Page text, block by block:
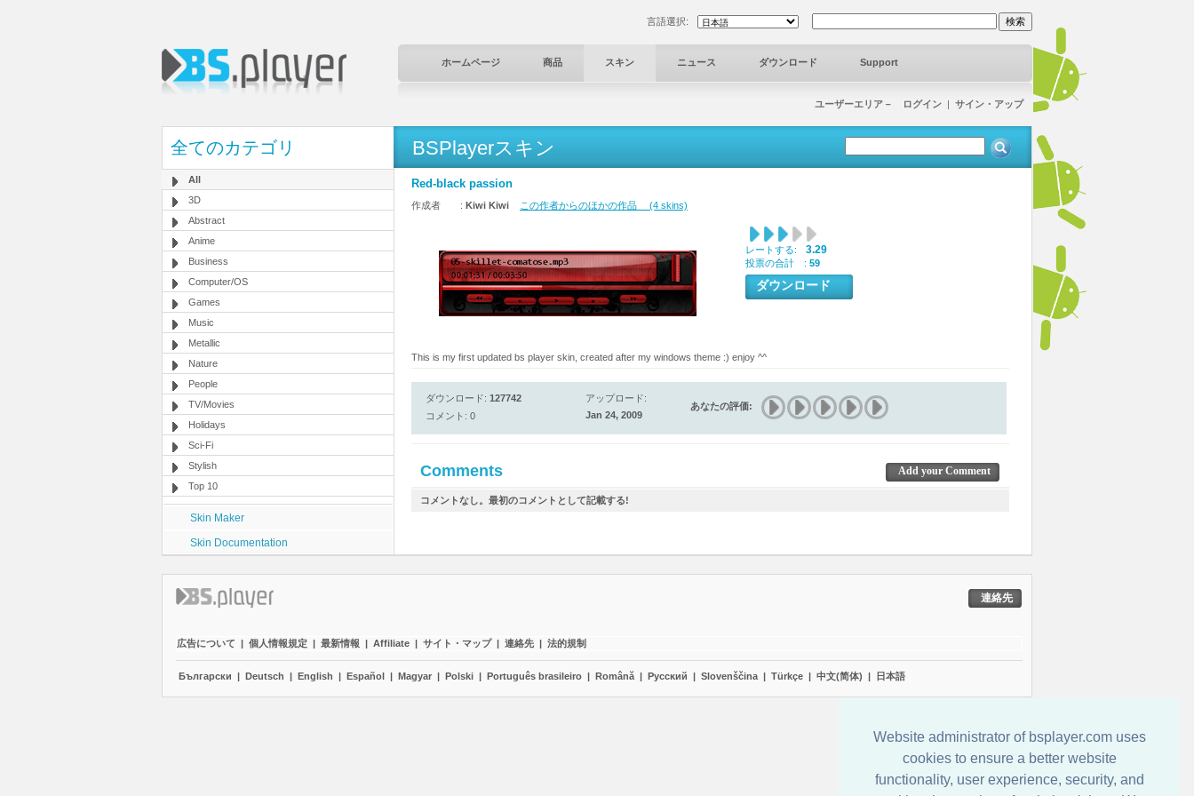
Website administrator of bsplayer.com uses
cookies to ensure a better website
functionality, user experience, security, and
言語選択:
ホームページ 商品 スキン ニュース ダウンロード Support
ユーザーエリア－ ログイン | サイン・アップ
全てのカテゴリ
All
3D
Abstract
Anime
Business
Computer/OS
Games
Music
Metallic
Nature
People
TV/Movies
Holidays
Sci-Fi
Stylish
Top 10
Skin Maker
Skin Documentation
BSPlayerスキン
Red-black passion
作成者 : Kiwi Kiwi この作者からのほかの作品 (4 skins)
レートする: 3.29
投票の合計 : 59
ダウンロード
This is my first updated bs player skin, created after my windows theme :) enjoy ^^
ダウンロード: 127742
コメント: 0
アップロード:
Jan 24, 2009
あなたの評価:
Comments Add your Comment
コメントなし。最初のコメントとして記載する!
連絡先
広告について | 個人情報規定 | 最新情報 | Affiliate | サイト・マップ | 連絡先 | 法的規制
Български | Deutsch | English | Español | Magyar | Polski | Português brasileiro | Română | Pyccĸий | Slovenščina | Türkçe | 中文(简体) | 日本語